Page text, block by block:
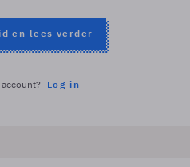
en lees verder
Log in